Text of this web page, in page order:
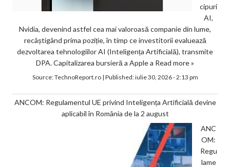
cipuri
AI,
Nvidia, devenind astfel cea mai valoroasă companie din lume,
recâștigând prima poziție, în timp ce investitorii evaluează
dezvoltarea tehnologiilor AI (Inteligența Artificială), transmite
DPA. Capitalizarea bursieră a Apple a Read more »
Source:TechnoReport.ro| Published:iulie 30, 2026 - 2:13 pm
ANCOM: Regulamentul UE privind Inteligența Artificială devine
aplicabil în România de la 2 august
ANC
OM:
Regu
lame